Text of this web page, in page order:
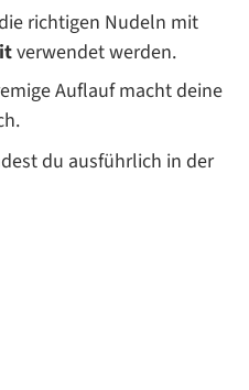
richtigen Nudeln mit
verwendet werden.
Auflauf macht deine
du ausführlich in der